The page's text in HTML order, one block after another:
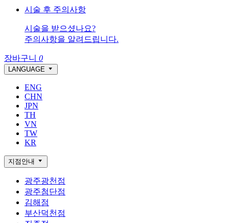
시술 후 주의사항
시술을 받으셨나요?
주의사항을 알려드립니다.
장바구니 0
LANGUAGE
ENG
CHN
JPN
TH
VN
TW
KR
지점안내
광주광천점
광주첨단점
김해점
부산덕천점